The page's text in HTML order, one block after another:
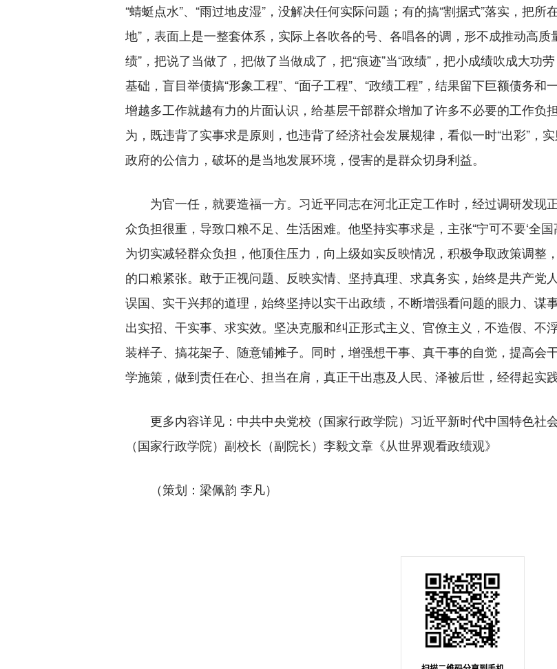
“蜻蜓点水”、“雨过地皮湿”，没解决任何实际问题；有的搞“割据式”落实，把所
地”，表面上是一整套体系，实际上各吹各的号、各唱各的调，形不成推动高质
绩”，把说了当做了，把做了当做成了，把“痕迹”当“政绩”，把小成绩吹成大功
基础，盲目举债搞“形象工程”、“面子工程”、“政绩工程”，结果留下巨额债务
增越多工作就越有力的片面认识，给基层干部群众增加了许多不必要的工作负
为，既违背了实事求是原则，也违背了经济社会发展规律，看似一时“出彩”，
政府的公信力，破坏的是当地发展环境，侵害的是群众切身利益。
为官一任，就要造福一方。习近平同志在河北正定工作时，经过调研发现
众负担很重，导致口粮不足、生活困难。他坚持实事求是，主张“宁可不要‘全国
为切实减轻群众负担，他顶住压力，向上级如实反映情况，积极争取政策调整
的口粮紧张。敢于正视问题、反映实情、坚持真理、求真务实，始终是共产党
误国、实干兴邦的道理，始终坚持以实干出政绩，不断增强看问题的眼力、谋
出实招、干实事、求实效。坚决克服和纠正形式主义、官僚主义，不造假、不
装样子、搞花架子、随意铺摊子。同时，增强想干事、真干事的自觉，提高会
学施策，做到责任在心、担当在肩，真正干出惠及人民、泽被后世，经得起实
更多内容详见：中共中央党校（国家行政学院）习近平新时代中国特色社
（国家行政学院）副校长（副院长）李毅文章《从世界观看政绩观》
（策划：梁佩韵 李凡）